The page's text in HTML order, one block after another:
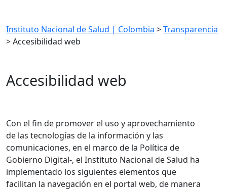
Instituto Nacional de Salud | Colombia >Transparencia
>Accesibilidad web
Accesibilidad web
​Con el fin de promover el uso y aprovechamiento
de las tecnologías de la información y las
comunicaciones, en el marco de la Política de
Gobierno Digital-, el Instituto Nacional de Salud ha
implementado los siguientes elementos que
facilitan la navegación en el portal web, de manera